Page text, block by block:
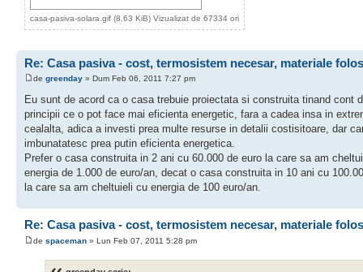
casa-pasiva-solara.gif (8.63 KiB) Vizualizat de 67334 ori
Re: Casa pasiva - cost, termosistem necesar, materiale folos
de greenday » Dum Feb 06, 2011 7:27 pm
Eu sunt de acord ca o casa trebuie proiectata si construita tinand cont
principii ce o pot face mai eficienta energetic, fara a cadea insa in
cealalta, adica a investi prea multe resurse in detalii costisitoare, dar
imbunatatesc prea putin eficienta energetica.
Prefer o casa construita in 2 ani cu 60.000 de euro la care sa am
energia de 1.000 de euro/an, decat o casa construita in 10 ani cu
la care sa am cheltuieli cu energia de 100 euro/an.
Re: Casa pasiva - cost, termosistem necesar, materiale folos
de spaceman » Lun Feb 07, 2011 5:28 pm